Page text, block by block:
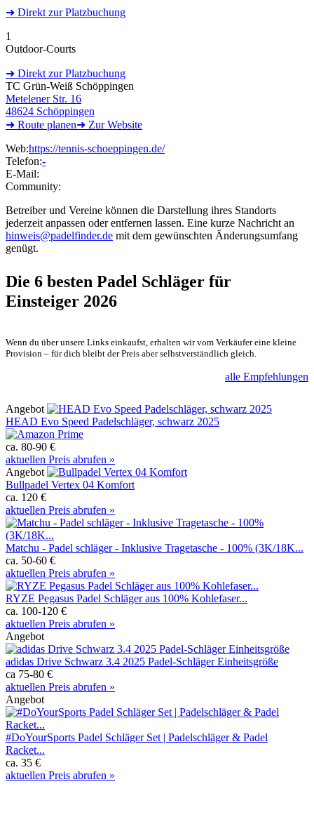
➜ Direkt zur Platzbuchung
1
Outdoor-Courts
➜ Direkt zur Platzbuchung
TC Grün-Weiß Schöppingen
Metelener Str. 16
48624 Schöppingen
➜ Route planen➜ ZurWebsite
Web:https://tennis-schoeppingen.de/
Telefon:-
E-Mail:
Community:
Betreiber und Vereine können die Darstellung ihres Standorts
jederzeit anpassen oder entfernen lassen. Eine kurze Nachricht an
hinweis@padelfinder.de mit dem gewünschten Änderungsumfang
genügt.
Die 6 besten Padel Schläger für
Einsteiger 2026
Wenn du über unsere Links einkaufst, erhalten wir vom Verkäufer eine kleine
Provision – für dich bleibt der Preis aber selbstverständlich gleich.
alle Empfehlungen
Angebot
HEAD Evo Speed Padelschläger, schwarz 2025
ca. 80-90 €
aktuellen Preis abrufen »
Angebot
Bullpadel Vertex 04 Komfort
ca. 120 €
aktuellen Preis abrufen »
Matchu - Padel schläger - Inklusive Tragetasche - 100% (3K/18K...
ca. 50-60 €
aktuellen Preis abrufen »
RYZE Pegasus Padel Schläger aus 100% Kohlefaser...
ca. 100-120 €
aktuellen Preis abrufen »
Angebot
adidas Drive Schwarz 3.4 2025 Padel-Schläger Einheitsgröße
ca 75-80 €
aktuellen Preis abrufen »
Angebot
#DoYourSports Padel Schläger Set | Padelschläger & Padel
Racket...
ca. 35 €
aktuellen Preis abrufen »